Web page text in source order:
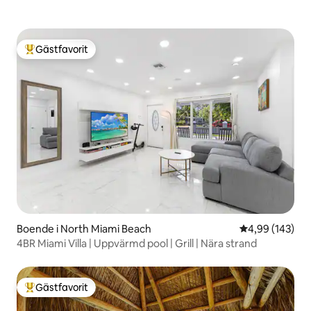
Populär gästfavorit
Gästfavorit
Boende i North Miami Beach 4,99 av 5 i
4,99 (143)
4BR Miami Villa | Uppvärmd pool | Grill | Nära strand
Populär gästfavorit
Gästfavorit